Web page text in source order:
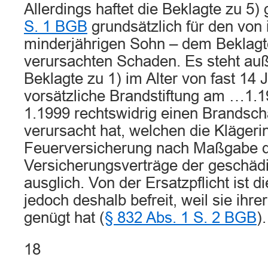
Allerdings haftet die Beklagte zu
S. 1 BGB grundsätzlich für den von
minderjährigen Sohn – dem
verursachten Schaden. Es steht
Beklagte zu 1) im Alter von fast 14
vorsätzliche Brandstiftung am
1.1999 rechtswidrig einen
verursacht hat, welchen die
Feuerversicherung nach Maßgabe
Versicherungsverträge der
ausglich. Von der Ersatzpflicht ist
jedoch deshalb befreit, weil sie
genügt hat (§ 832 Abs. 1 S. 2 BGB).
18